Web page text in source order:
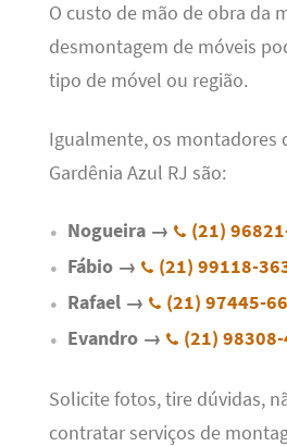
O custo de mão de obra da
desmontagem de móveis
tipo de móvel ou região.
Igualmente, os montadores
Gardênia Azul RJ são:
Nogueira →
(21)
Fábio →
(21) 99118-
Rafael →
(21) 97445-
Evandro →
(21)
Solicite fotos, tire dúvidas,
contratar serviços de